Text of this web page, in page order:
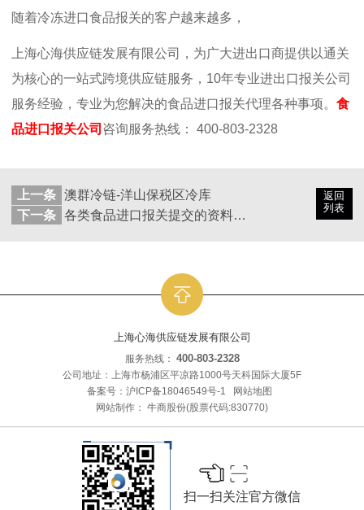
随着冷冻进口食品报关的客户越来越多，
上海心海供应链发展有限公司，为广大进出口商提供以通关
为核心的一站式跨境供应链服务， 10年专业进出口报关公司
服务经验，专业为您解决的食品进口报关代理各种事项。 食
品进口报关公司 咨询服务热线： 400-803-2328
返回
列表
上一条 澳群冷链-洋山保税区冷库
下一条
各类食品进口报关提交的资料有哪些区别？
上海心海供应链发展有限公司
服务热线： 400-803-2328
公司地址：上海市杨浦区平凉路1000号天科国际大厦5F
备案号： 沪ICP备18046549号-1
网站地图
网站制作： 牛商股份(股票代码:830770)
扫一扫关注官方微信